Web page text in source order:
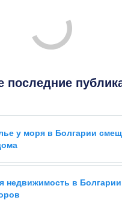
последние
у моря в Болгарии
недвижимость в